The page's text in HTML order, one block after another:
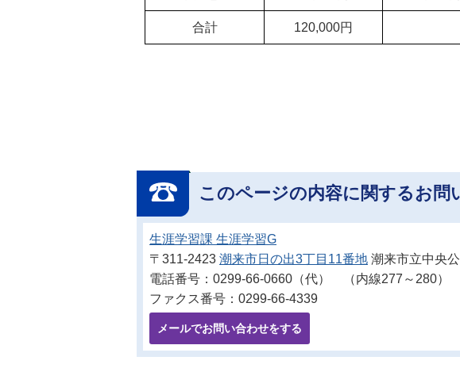
合計 120,000円
このページの内容に関するお問
生涯学習課 生涯学習G
〒311-2423 潮来市日の出3丁目11番地 潮来市立中央
電話番号：0299-66-0660（代） （内線277～280）
ファクス番号：0299-66-4339
メールでお問い合わせをする